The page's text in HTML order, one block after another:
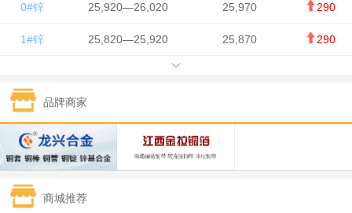
0#锌 25,920—26,020 25,970 290
1#锌 25,820—25,920 25,870 290
1#锡 434,000—436,000
1#镍 129,550—130,750
1#白银 15,100—15,110 15,105 -70
钯金
品牌商家
商城推荐